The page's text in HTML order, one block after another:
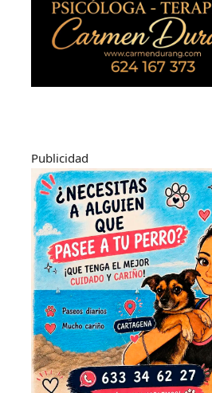
Publicidad